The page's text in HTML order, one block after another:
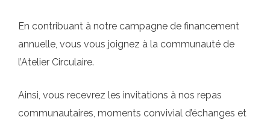
En contribuant à notre campagne de financement
annuelle, vous vous joignez à la communauté de
l’Atelier Circulaire.
Ainsi, vous recevrez les invitations à nos repas
communautaires, moments convivial d’échanges et